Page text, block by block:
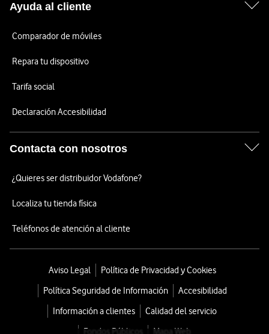
Ayuda al cliente
Comparador de móviles
Repara tu dispositivo
Tarifa social
Declaración Accesibilidad
Contacta con nosotros
¿Quieres ser distribuidor Vodafone?
Localiza tu tienda física
Teléfonos de atención al cliente
Aviso Legal
Política de Privacidad y Cookies
Política Seguridad de Información
Accesibilidad
Información a clientes
Calidad del servicio
Fondos Públicos
Mapa Web